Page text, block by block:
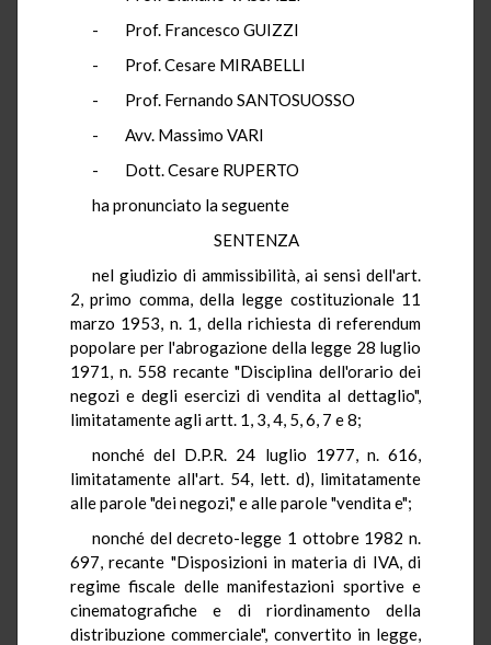
- Prof. Francesco GUIZZI
- Prof. Cesare MIRABELLI
- Prof. Fernando SANTOSUOSSO
- Avv. Massimo VARI
- Dott. Cesare RUPERTO
ha pronunciato la seguente
SENTENZA
nel giudizio di ammissibilità, ai sensi dell'art.
2, primo comma, della legge costituzionale 11
marzo 1953, n. 1, della richiesta di referendum
popolare per l'abrogazione della legge 28 luglio
1971, n. 558 recante "Disciplina dell'orario dei
negozi e degli esercizi di vendita al dettaglio",
limitatamente agli artt. 1, 3, 4, 5, 6, 7 e 8;
nonché del D.P.R. 24 luglio 1977, n. 616,
limitatamente all'art. 54, lett. d), limitatamente
alle parole "dei negozi," e alle parole "vendita e";
nonché del decreto-legge 1 ottobre 1982 n.
697, recante "Disposizioni in materia di IVA, di
regime fiscale delle manifestazioni sportive e
cinematografiche e di riordinamento della
distribuzione commerciale", convertito in legge,